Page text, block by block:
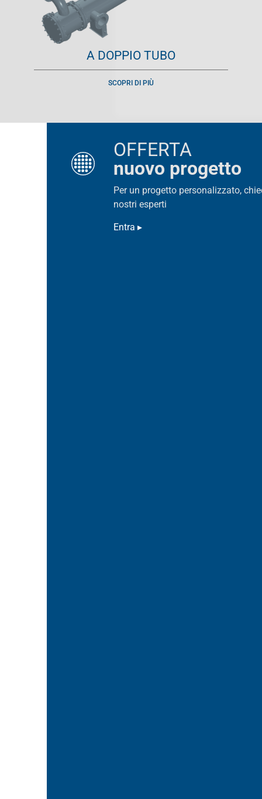
A DOPPIO TUBO
SCOPRI DI PIÙ
OFFERTA
nuovo progetto
Per un progetto personalizzato,
nostri esperti
Entra ▸